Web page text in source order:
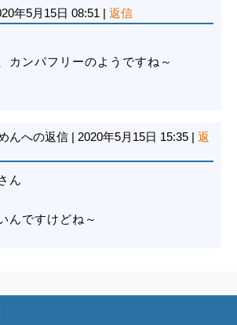
年5月15日 08:51 返信
カンパフリーのようですね～
んへの返信 2020年5月15日 15:35
返
ん
んですけどね～